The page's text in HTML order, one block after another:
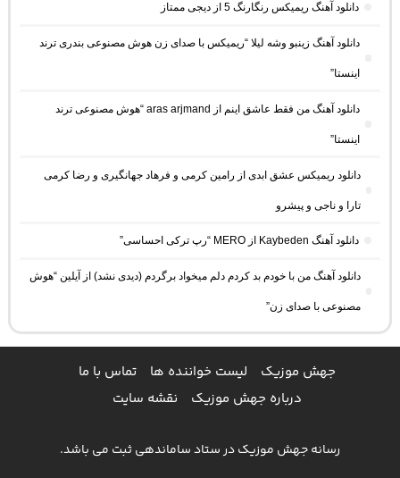
دانلود آهنگ ریمیکس رنگارنگ 5 از دیجی ممتاز
دانلود آهنگ زینبو وشه لیلا “ریمیکس با صدای زن هوش مصنوعی بندری ترند
اینستا”
دانلود آهنگ من فقط عاشق اینم از aras arjmand “هوش مصنوعی ترند
اینستا”
دانلود ریمیکس عشق ابدی از رامین کرمی و فرهاد جهانگیری و رضا کرمی
تارا و ناجی و پیشرو
دانلود آهنگ Kaybeden از MERO “رپ ترکی احساسی”
دانلود آهنگ من با خودم بد کردم دلم میخواد برگردم (دیدی نشد) از آیلین “هوش
مصنوعی با صدای زن”
جهش موزیک لیست خواننده ها
تماس با ما
درباره جهش موزیک
نقشه سایت
رسانه جهش موزیک در ستاد ساماندهی ثبت می باشد.